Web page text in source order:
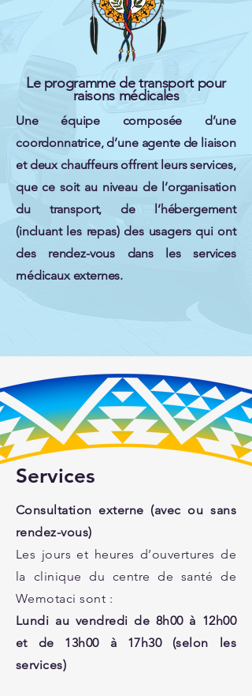
Le programme de transport pour
raisons médicales
Une équipe composée d’une
coordonnatrice, d’une agente de liaison
et deux chauffeurs offrent leurs services,
que ce soit au niveau de l’organisation
du transport, de l’hébergement
(incluant les repas) des usagers qui ont
des rendez-vous dans les services
médicaux externes.
Services
Consultation externe (avec ou sans
rendez-vous)
Les jours et heures d’ouvertures de
la clinique du centre de santé de
Wemotaci sont :
Lundi au vendredi de 8h00 à 12h00
et de 13h00 à 17h30 (selon les
services)